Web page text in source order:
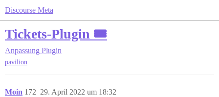
Discourse Meta
Tickets-Plugin 🎟
Anpassung Plugin
pavilion
Moin 29. April 2022 um 18:32
172